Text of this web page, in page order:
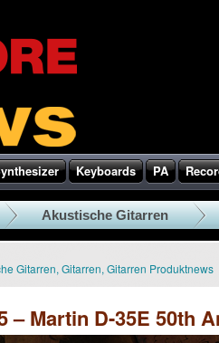
Keyboards PA
Akustische Gitarren
Gitarren, Gitarren, Gitarren Produktnews
– Martin D-35E 50th